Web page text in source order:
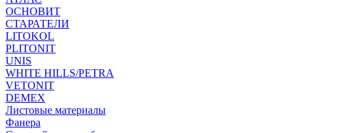
ОСНОВИТ
СТАРАТЕЛИ
LITOKOL
PLITONIT
UNIS
WHITE HILLS/PETRA
VETONIT
DEMEX
Листовые материалы
Фанера